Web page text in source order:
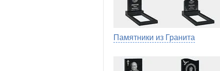
Памятники из Гранита